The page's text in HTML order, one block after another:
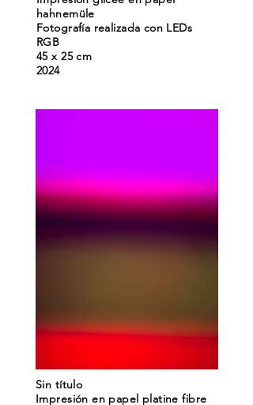
hahnemüle
Fotografía realizada con LEDs
RGB
45 x 25 cm
2024
Sin título
Impresión en papel platine fibre